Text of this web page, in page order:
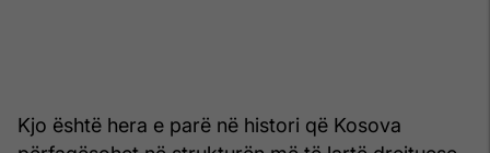
Kjo është hera e parë në histori që Kosova